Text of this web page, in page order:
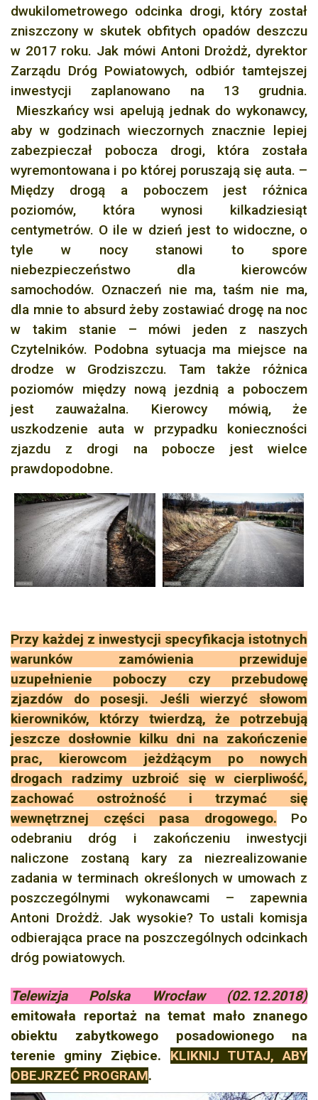
dwukilometrowego odcinka drogi, który został
zniszczony w skutek obfitych opadów deszczu
w 2017 roku. Jak mówi Antoni Drożdż, dyrektor
Zarządu Dróg Powiatowych, odbiór tamtejszej
inwestycji zaplanowano na 13 grudnia.
Mieszkańcy wsi apelują jednak do wykonawcy,
aby w godzinach wieczornych znacznie lepiej
zabezpieczał pobocza drogi, która została
wyremontowana i po której poruszają się auta. –
Między drogą a poboczem jest różnica
poziomów, która wynosi kilkadziesiąt
centymetrów. O ile w dzień jest to widoczne, o
tyle w nocy stanowi to spore
niebezpieczeństwo dla kierowców
samochodów. Oznaczeń nie ma, taśm nie ma,
dla mnie to absurd żeby zostawiać drogę na noc
w takim stanie – mówi jeden z naszych
Czytelników. Podobna sytuacja ma miejsce na
drodze w Grodziszczu. Tam także różnica
poziomów między nową jezdnią a poboczem
jest zauważalna. Kierowcy mówią, że
uszkodzenie auta w przypadku konieczności
zjazdu z drogi na pobocze jest wielce
prawdopodobne.
Przy każdej z inwestycji specyfikacja istotnych
warunków zamówienia przewiduje
uzupełnienie poboczy czy przebudowę
zjazdów do posesji. Jeśli wierzyć słowom
kierowników, którzy twierdzą, że potrzebują
jeszcze dosłownie kilku dni na zakończenie
prac, kierowcom jeżdżącym po nowych
drogach radzimy uzbroić się w cierpliwość,
zachować ostrożność i trzymać się
wewnętrznej części pasa drogowego. Po
odebraniu dróg i zakończeniu inwestycji
naliczone zostaną kary za niezrealizowanie
zadania w terminach określonych w umowach z
poszczególnymi wykonawcami – zapewnia
Antoni Drożdż. Jak wysokie? To ustali komisja
odbierająca prace na poszczególnych odcinkach
dróg powiatowych.
Telewizja Polska Wrocław (02.12.2018)
emitowała reportaż na temat mało znanego
obiektu zabytkowego posadowionego na
terenie gminy Ziębice. KLIKNIJ TUTAJ, ABY
OBEJRZEĆ PROGRAM.